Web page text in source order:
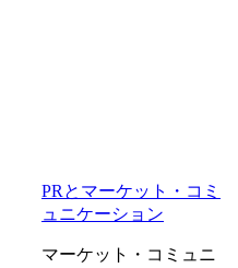
PRとマーケット・コミ
ュニケーション
マーケット・コミュニ